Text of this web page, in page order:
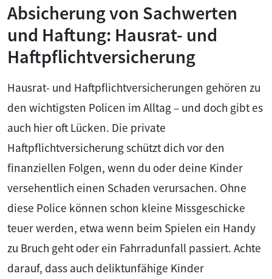
Absicherung von Sachwerten
und Haftung: Hausrat- und
Haftpflichtversicherung
Hausrat- und Haftpflichtversicherungen gehören zu
den wichtigsten Policen im Alltag – und doch gibt es
auch hier oft Lücken. Die private
Haftpflichtversicherung schützt dich vor den
finanziellen Folgen, wenn du oder deine Kinder
versehentlich einen Schaden verursachen. Ohne
diese Police können schon kleine Missgeschicke
teuer werden, etwa wenn beim Spielen ein Handy
zu Bruch geht oder ein Fahrradunfall passiert. Achte
darauf, dass auch deliktunfähige Kinder